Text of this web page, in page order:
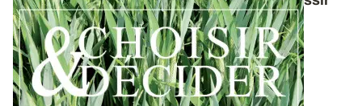
ses interventions au printemps 2026
Retrouvez toutes les préconisations en matière de
protection du triticale contre les...
12 DÉC. 2025